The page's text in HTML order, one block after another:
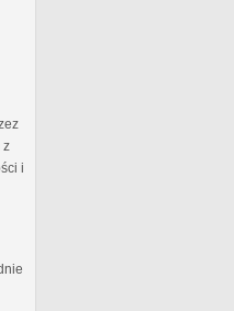
z
i